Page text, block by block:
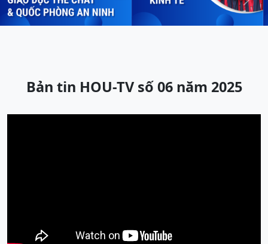
Previous Next
Bản tin HOU-TV số 06 năm 2025